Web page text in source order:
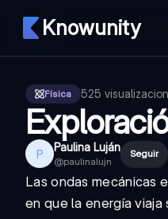
Knowunity
Física 525
P Paulina Luján
@paulinalujn
Seguir
Lasondas mecánicas
en que la energía viaja